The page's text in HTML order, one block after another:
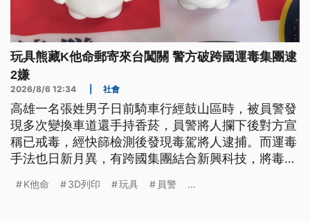
玩具熊藏K他命郵寄來台闖關 警方破跨國運毒集團逮
2嫌
2026/8/6 12:34 社會
高雄一名張姓男子日前騎車行經鼓山區時，被員警發
現多次變換車道還手持香菸，員警將人攔下後對方宣
稱已戒毒，經快篩檢測後發現毒駕將人逮捕。而運毒
手法也日新月異，有跨國集團結合新興科技，將毒品
台試圖闖關，幸好及時攔下，沒讓總重遭過1公斤的K
K他命 3D列印 玩具 員警 ...